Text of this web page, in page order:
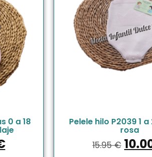
0 a 18 Pelele hilo P2039 1
rosa
15.95€